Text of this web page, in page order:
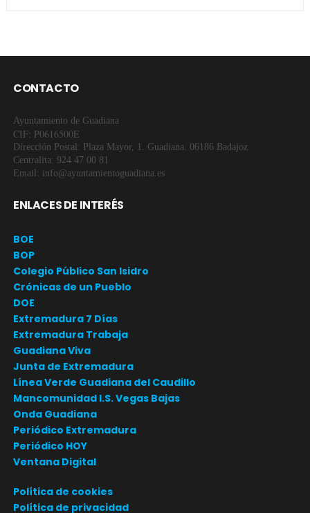
CONTACTO
Ayuntamiento de Guadiana
CIF: P0616500E
Dirección Postal: Plaza Mayor, 1. Guadiana. 06186 Badajoz
Centralita: 924 47 00 81
Email: info@ayuntamientoguadiana.es
ENLACES DE INTERÉS
BOE
BOP
Colegio Público San Isidro
Crónicas de un Pueblo
DOE
Extremadura 7 Días
Extremadura Trabaja
Guadiana Viva
Junta de Extremadura
Línea Verde Guadiana del Caudillo
Mancomunidad I.S. Vegas Bajas
Onda Guadiana
Periódico Extremadura
Periódico HOY
Ventana Digital
Política de cookies
Política de privacidad